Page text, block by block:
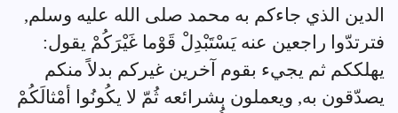
الدين الذي جاءكم به محمد صلى الله عليه وسلم,
فترتدّوا راجعين عنه يَسْتَبْدِلْ قَوْما غَيْرَكُمْ يقول:
يهلككم ثم يجيء بقوم آخرين غيركم بدلاً منكم
يصدّقون به, ويعملون بشرائعه ثُمّ لا يكُونُوا أمْثالَكُمْ